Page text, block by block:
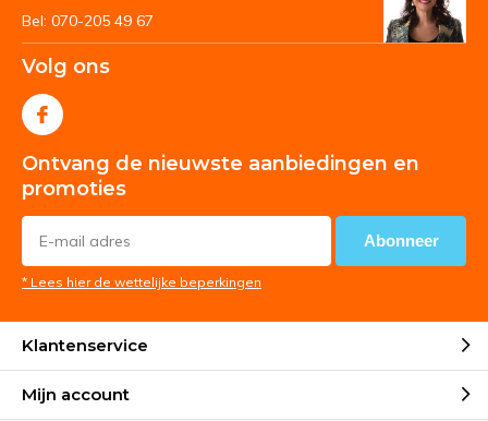
Bel: 070-205 49 67
Volg ons
Ontvang de nieuwste aanbiedingen en
promoties
Abonneer
* Lees hier de wettelijke beperkingen
Klantenservice
Mijn account